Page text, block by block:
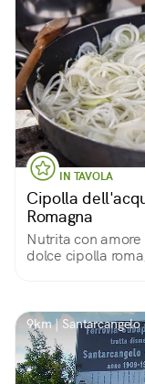
IN TAVOLA
Cipolla
Romagna
Nutrita con
dolce cipolla
9km | Santarcangelo